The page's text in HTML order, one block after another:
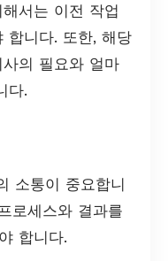
서는 이전 작업
합니다. 또한, 해당
의 필요와 얼마
다.
소통이 중요합니
로세스와 결과를
합니다.